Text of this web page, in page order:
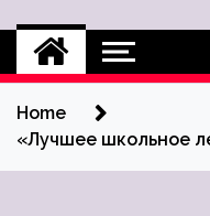
Home
«Лучшее школьное